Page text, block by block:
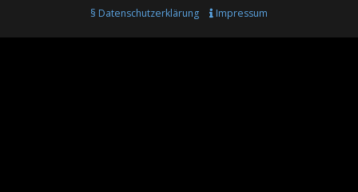
§ Datenschutzerklärung
Impressum